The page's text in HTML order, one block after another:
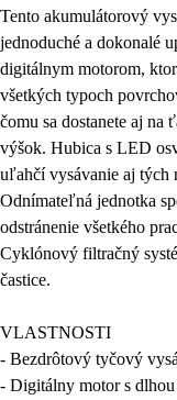
Tento akumulátorový
jednoduché a dokonalé
digitálnym motorom,
všetkých typoch
čomu sa dostanete aj na
výšok. Hubica s LED
uľahčí vysávanie aj tých
Odnímateľná jednotka
odstránenie všetkého
Cyklónový filtračný
častice.
VLASTNOSTI
- Bezdrôtový tyčový
- Digitálny motor s